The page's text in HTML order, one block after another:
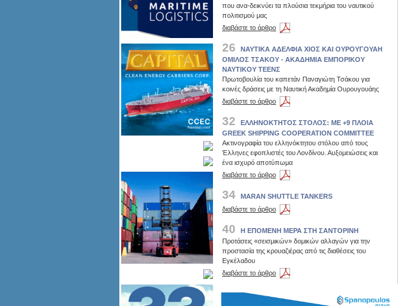
που ανα-δεικνύει τα πλούσια τεκμήρια του ναυτικού
πολιτισμού μας
διαβάστε το άρθρο
26
ΝΑΥΤΙΚΑ ΑΔΕΛΦΙΑ ΧΙΟΣ ΚΑΙ ΟΥΡΟΥΓΟΥΑH
OΜΙΛΟΣ ΤΣΑΚΟΥ - ΑΚΑΔΗΜΙΑ ΕΜΠΟΡΙΚΟΥ
ΝΑΥΤΙΚΟΥ ΤΕΕΝΣ
Πρωτοβουλία του καπετάν Παναγιώτη Τσάκου για
κοινές δράσεις με τη Ναυτική Ακαδημία Ουρουγουάης
διαβάστε το άρθρο
32
ΕΛΛΗΝΟΚΤΗΤΟΣ ΣΤΟΛΟΣ: ΜΕ +9 ΠΛΟΙΑ
GREEK SHIPPING COOPERATION COMMITTEE
Ακτινογραφία του ελληνόκτητου στόλου από τους
Έλληνες εφοπλιστές του Λονδίνου. Αυξομειώσεις και
ένα ισχυρό αποτύπωμα
διαβάστε το άρθρο
34
MARAN SHUTTLE TANKERS
διαβάστε το άρθρο
40
Η ΕΠΟΜΕΝΗ ΜΕΡΑ ΣΤΗ ΣΑΝΤΟΡΙΝΗ
Προτάσεις «σεισμικών» δομικών αλλαγών για την
προστασία της κρουαζιέρας από τις διαθέσεις του
Εγκέλαδου
διαβάστε το άρθρο